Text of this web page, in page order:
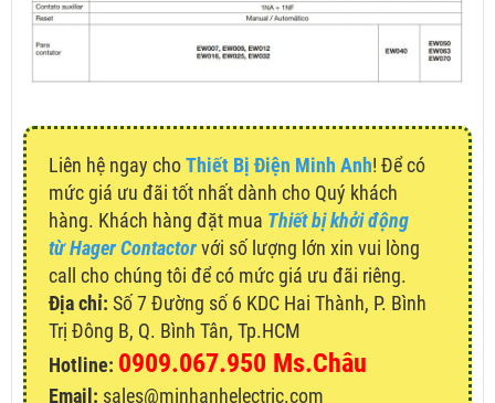
Liên hệ ngay choThiết Bị Điện Minh Anh! Để có
mức giá ưu đãi tốt nhất dành cho Quý khách
hàng. Khách hàng đặt mua Thiết bị khởi động
từ Hager Contactorvới số lượng lớn xin vui lòng
call cho chúng tôi để có mức giá ưu đãi riêng.
Địa chỉ: Số 7 Đường số 6 KDC Hai Thành, P. Bình
Trị Đông B, Q. Bình Tân, Tp.HCM
Hotline: 0909.067.950 Ms.Châu
Email: sales@minhanhelectric.com